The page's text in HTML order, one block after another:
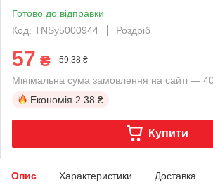
Готово до відправки
Код: TNSy5000944
Роздріб
57 ₴ 59,38 ₴
Мінімальна сума замовлення на сайті —
Економія 2.38 ₴
Купити
Опис Характеристики Доставка